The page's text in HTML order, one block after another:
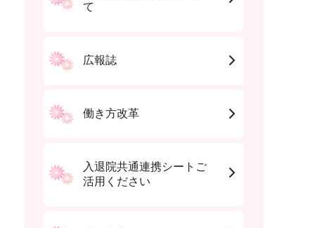
て
広報誌
働き方改革
入退院共通連携シートご
活用ください